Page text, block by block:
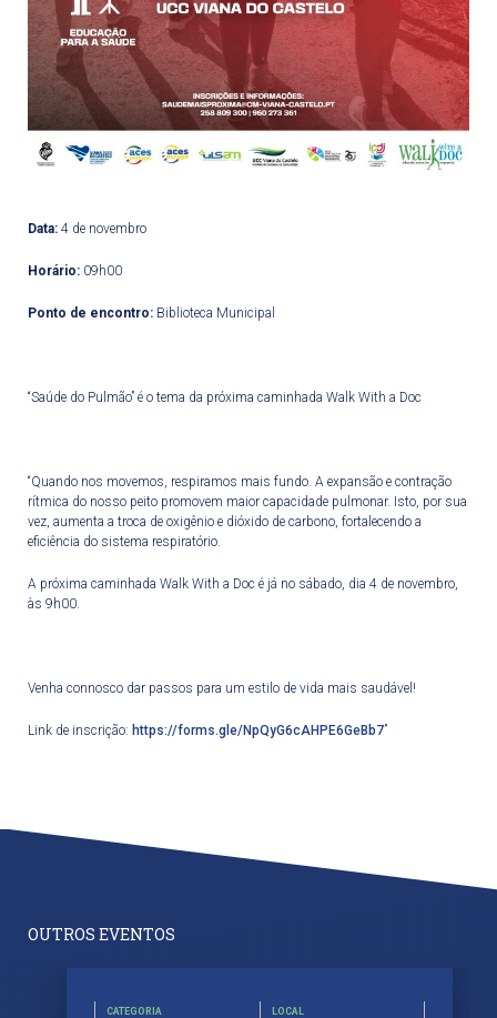
Data: 4 de novembro
Horário: 09h00
Ponto de encontro: Biblioteca Municipal
“Saúde do Pulmão” é o tema da próxima caminhada Walk With a Doc
“Quando nos movemos, respiramos mais fundo. A expansão e contração
rítmica do nosso peito promovem maior capacidade pulmonar. Isto, por sua
vez, aumenta a troca de oxigênio e dióxido de carbono, fortalecendo a
eficiência do sistema respiratório.
A próxima caminhada Walk With a Doc é já no sábado, dia 4 de novembro,
às 9h00.
Venha connosco dar passos para um estilo de vida mais saudável!
Link de inscrição: https://forms.gle/NpQyG6cAHPE6GeBb7”
OUTROS EVENTOS
CATEGORIA LOCAL